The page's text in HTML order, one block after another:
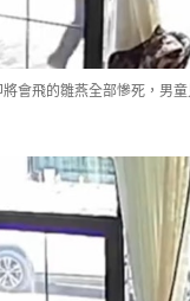
會飛的雛燕全部慘死，男